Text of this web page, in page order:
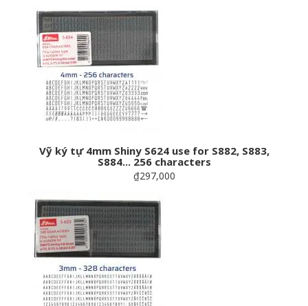
Vỹ ký tự 4mm Shiny S624 use for S882, S883,
S884... 256 characters
₫297,000